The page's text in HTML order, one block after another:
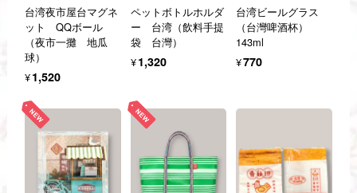
台湾夜市屋台マグネ
ット QQボール
（夜市一攤 地瓜
球）
¥1,520
ペットボトルホルダ
ー 台湾（飲料手提
袋 台灣）
¥1,320
台湾ビールグラス
（台灣啤酒杯）
143ml
¥770